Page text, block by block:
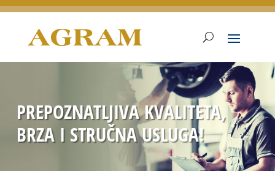
PREPOZNATLJIVA KVALITETA,
BRZA I STRUČNA USLUGA!